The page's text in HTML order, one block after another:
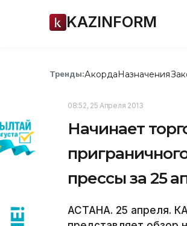
KAZINFORM
Тренды:АкордаНазначения
08:52, 25 Апреля 2013
Начинает
прессы за 25
АСТАНА. 25 апреля.